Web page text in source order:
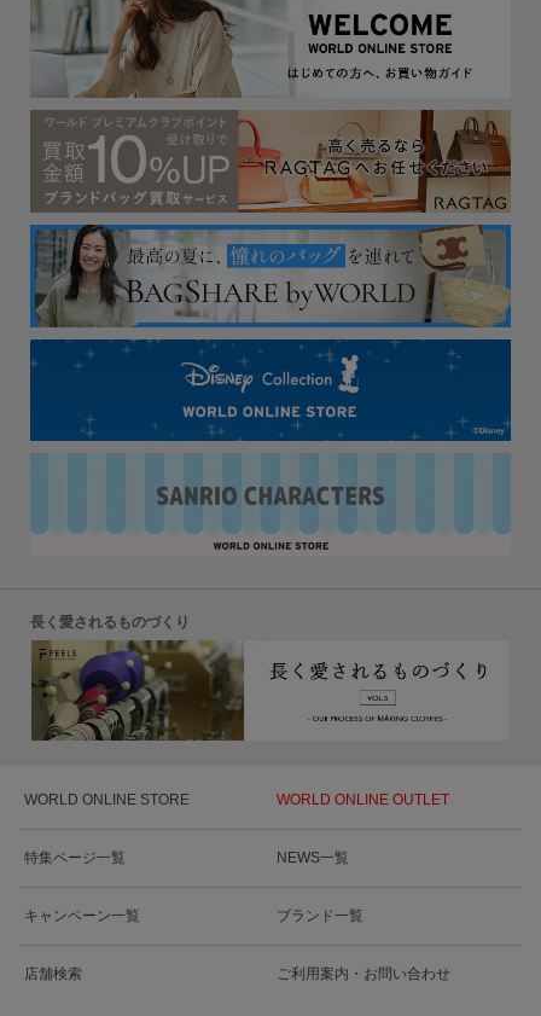
長く愛されるものづくり
WORLD ONLINE STORE WORLD ONLINE OUTLET
特集ページ一覧 NEWS一覧
キャンペーン一覧 ブランド一覧
店舗検索 ご利用案内・お問い合わせ